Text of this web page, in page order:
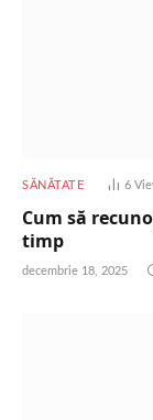
SĂNĂTATE 6
Cum să
timp
decembrie 18, 2025